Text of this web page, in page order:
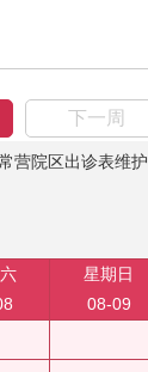
下一周
营院区出诊表维护
星期日
08-09